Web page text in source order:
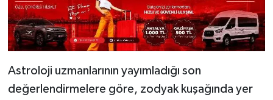
Astroloji uzmanlarının yayımladığı son
değerlendirmelere göre, zodyak kuşağında yer